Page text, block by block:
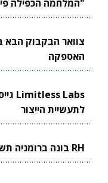
"המלחמה הכפילה פי 5 את שוק הייצור המיידי"
האספקה
לתעשיית הייצור
RH בונה ברומניה תשתית ייצור ביטחוני ישראלית